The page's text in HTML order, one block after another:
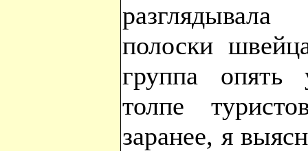
полоски
группа опять
толпе
заранее, я